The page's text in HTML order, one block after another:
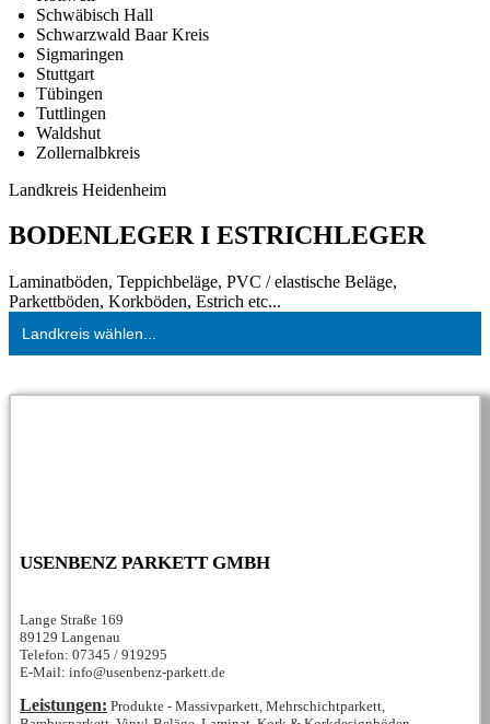
Schwäbisch Hall
Schwarzwald Baar Kreis
Sigmaringen
Stuttgart
Tübingen
Tuttlingen
Waldshut
Zollernalbkreis
Landkreis Heidenheim
BODENLEGER I ESTRICHLEGER
Laminatböden, Teppichbeläge, PVC / elastische Beläge,
Parkettböden, Korkböden, Estrich etc...
Landkreis wählen...
USENBENZ PARKETT GMBH
Lange Straße 169
89129 Langenau
Telefon: 07345 / 919295
E-Mail: info@usenbenz-parkett.de
Leistungen: Produkte - Massivparkett, Mehrschichtparkett,